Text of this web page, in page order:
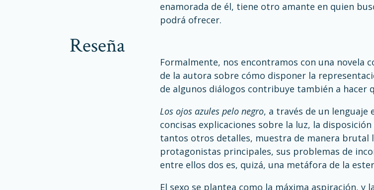
enamorada de él, tiene otro amante en quien
podrá ofrecer.
reseña
Formalmente, nos encontramos con una novela
de la autora sobre cómo disponer la
de algunos diálogos contribuye también a
Los ojos azules pelo negro, a través de un lenguaje
concisas explicaciones sobre la luz, la
tantos otros detalles, muestra de manera brutal
protagonistas principales, sus problemas de
entre ellos dos es, quizá, una metáfora de la
El sexo se plantea como la máxima aspiración,